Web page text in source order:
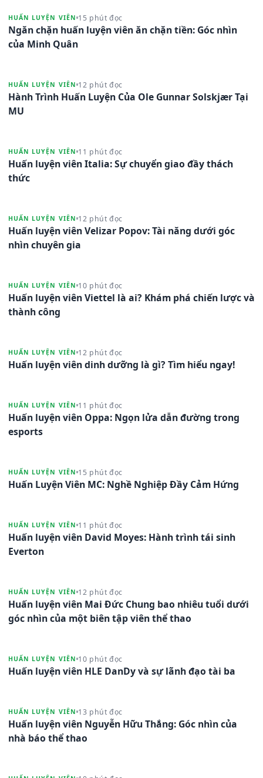
HUẤN LUYỆN VIÊN 15 phút đọc
Ngăn chặn huấn luyện viên ăn chặn tiền: Góc nhìn
của Minh Quân
HUẤN LUYỆN VIÊN 12 phút đọc
Hành Trình Huấn Luyện Của Ole Gunnar Solskjær Tại
MU
HUẤN LUYỆN VIÊN 11 phút đọc
Huấn luyện viên Italia: Sự chuyển giao đầy thách
thức
HUẤN LUYỆN VIÊN 12 phút đọc
Huấn luyện viên Velizar Popov: Tài năng dưới góc
nhìn chuyên gia
HUẤN LUYỆN VIÊN 10 phút đọc
Huấn luyện viên Viettel là ai? Khám phá chiến lược và
thành công
HUẤN LUYỆN VIÊN 12 phút đọc
Huấn luyện viên dinh dưỡng là gì? Tìm hiểu ngay!
HUẤN LUYỆN VIÊN 11 phút đọc
Huấn luyện viên Oppa: Ngọn lửa dẫn đường trong
esports
HUẤN LUYỆN VIÊN 15 phút đọc
Huấn Luyện Viên MC: Nghề Nghiệp Đầy Cảm Hứng
HUẤN LUYỆN VIÊN 11 phút đọc
Huấn luyện viên David Moyes: Hành trình tái sinh
Everton
HUẤN LUYỆN VIÊN 12 phút đọc
Huấn luyện viên Mai Đức Chung bao nhiêu tuổi dưới
góc nhìn của một biên tập viên thể thao
HUẤN LUYỆN VIÊN 10 phút đọc
Huấn luyện viên HLE DanDy và sự lãnh đạo tài ba
HUẤN LUYỆN VIÊN 13 phút đọc
Huấn luyện viên Nguyễn Hữu Thắng: Góc nhìn của
nhà báo thể thao